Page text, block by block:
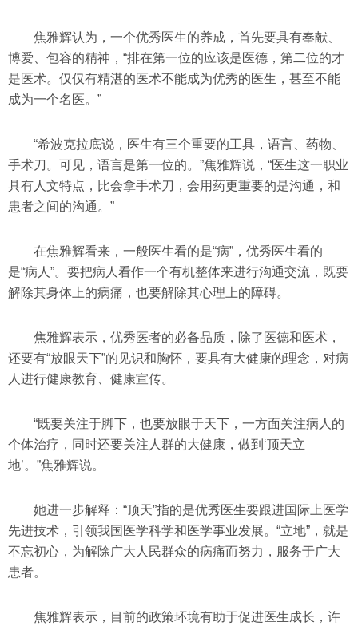
焦雅辉认为，一个优秀医生的养成，首先要具有奉献、
博爱、包容的精神，“排在第一位的应该是医德，第二位的才
是医术。仅仅有精湛的医术不能成为优秀的医生，甚至不能
成为一个名医。”
“希波克拉底说，医生有三个重要的工具，语言、药物、
手术刀。可见，语言是第一位的。”焦雅辉说，“医生这一职业
具有人文特点，比会拿手术刀，会用药更重要的是沟通，和
患者之间的沟通。”
在焦雅辉看来，一般医生看的是“病”，优秀医生看的
是“病人”。要把病人看作一个有机整体来进行沟通交流，既要
解除其身体上的病痛，也要解除其心理上的障碍。
焦雅辉表示，优秀医者的必备品质，除了医德和医术，
还要有“放眼天下”的见识和胸怀，要具有大健康的理念，对病
人进行健康教育、健康宣传。
“既要关注于脚下，也要放眼于天下，一方面关注病人的
个体治疗，同时还要关注人群的大健康，做到‘顶天立
地’。”焦雅辉说。
她进一步解释：“顶天”指的是优秀医生要跟进国际上医学
先进技术，引领我国医学科学和医学事业发展。“立地”，就是
不忘初心，为解除广大人民群众的病痛而努力，服务于广大
患者。
焦雅辉表示，目前的政策环境有助于促进医生成长，许